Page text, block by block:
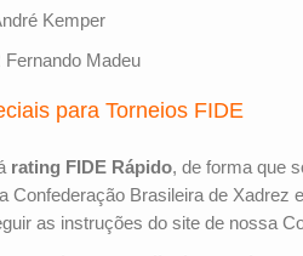
Kemper
Madeu
para Torneios FIDE
rating FIDE Rápido, de forma que
Confederação Brasileira de Xadrez
as instruções do site de nossa